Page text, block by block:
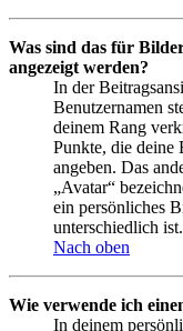
Was sind das für
angezeigt werden?
In der
Benutzernamen
deinem Rang
Punkte, die deine
angeben. Das
„Avatar“
ein persönliches
unterschiedlich ist.
Nach oben
Wie verwende ich
In deinem